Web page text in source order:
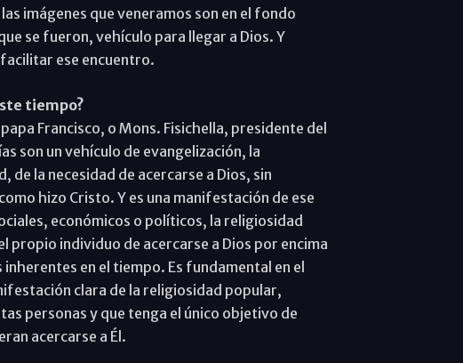
imágenes que veneramos son en el fondo
se fueron, vehículo para llegar a Dios. Y
ese encuentro.
tiempo?
Francisco, o Mons. Fisichella, presidente del
son un vehículo de evangelización, la
la necesidad de acercarse a Dios, sin
hizo Cristo. Y es una manifestación de ese
económicos o políticos, la religiosidad
propio individuo de acercarse a Dios por encima
en el tiempo. Es fundamental en el
clara de la religiosidad popular,
personas y que tenga el único objetivo de
acercarse a Él.